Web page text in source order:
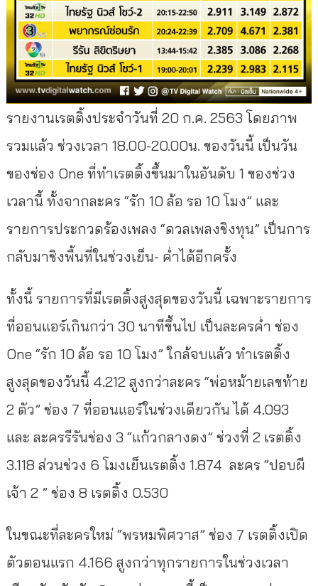
รายงานเรตติ้งประจำวันที่ 20 ก.ค. 2563 โดยภาพ
รวมแล้ว ช่วงเวลา 18.00-20.00น. ของวันนี้ เป็นวัน
ของช่อง One ที่ทำเรตติ้งขึ้นมาในอันดับ 1 ของช่วง
เวลานี้ ทั้งจากละคร “รัก 10 ล้อ รอ 10 โมง” และ
รายการประกวดร้องเพลง “ดวลเพลงชิงทุน” เป็นการ
กลับมาชิงพื้นที่ในช่วงเย็น- ค่ำได้อีกครั้ง
ทั้งนี้ รายการที่มีเรตติ้งสูงสุดของวันนี้ เฉพาะรายการ
ที่ออนแอร์เกินกว่า 30 นาทีขึ้นไป เป็นละครค่ำ ช่อง
One “รัก 10 ล้อ รอ 10 โมง” ใกล้จบแล้ว ทำเรตติ้ง
สูงสุดของวันนี้ 4.212 สูงกว่าละคร “พ่อหม้ายเลขท้าย
2 ตัว” ช่อง 7 ที่ออนแอร์ในช่วงเดียวกัน ได้ 4.093
และ ละครรีรันช่อง 3 “แก้วกลางดง” ช่วงที่ 2 เรตติ้ง
3.118 ส่วนช่วง 6 โมงเย็นเรตติ้ง 1.874 ละคร “ปอบผี
เจ้า 2 ” ช่อง 8 เรตติ้ง 0.530
ในขณะที่ละครใหม่ “พรหมพิศวาส” ช่อง 7 เรตติ้งเปิด
ตัวตอนแรก 4.166 สูงกว่าทุกรายการในช่วงเวลา